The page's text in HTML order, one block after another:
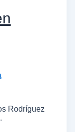
Rodríguez